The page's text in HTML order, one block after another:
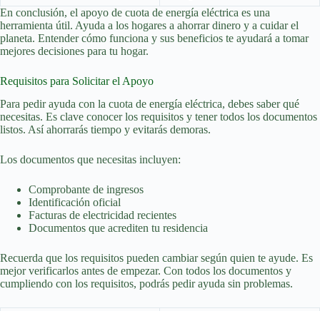
En conclusión, el apoyo de cuota de energía eléctrica es una
herramienta útil. Ayuda a los hogares a ahorrar dinero y a cuidar el
planeta. Entender cómo funciona y sus beneficios te ayudará a tomar
mejores decisiones para tu hogar.
Requisitos para Solicitar el Apoyo
Para pedir ayuda con la cuota de energía eléctrica, debes saber qué
necesitas. Es clave conocer los requisitos y tener todos los documentos
listos. Así ahorrarás tiempo y evitarás demoras.
Los documentos que necesitas incluyen:
Comprobante de ingresos
Identificación oficial
Facturas de electricidad recientes
Documentos que acrediten tu residencia
Recuerda que los requisitos pueden cambiar según quien te ayude. Es
mejor verificarlos antes de empezar. Con todos los documentos y
cumpliendo con los requisitos, podrás pedir ayuda sin problemas.